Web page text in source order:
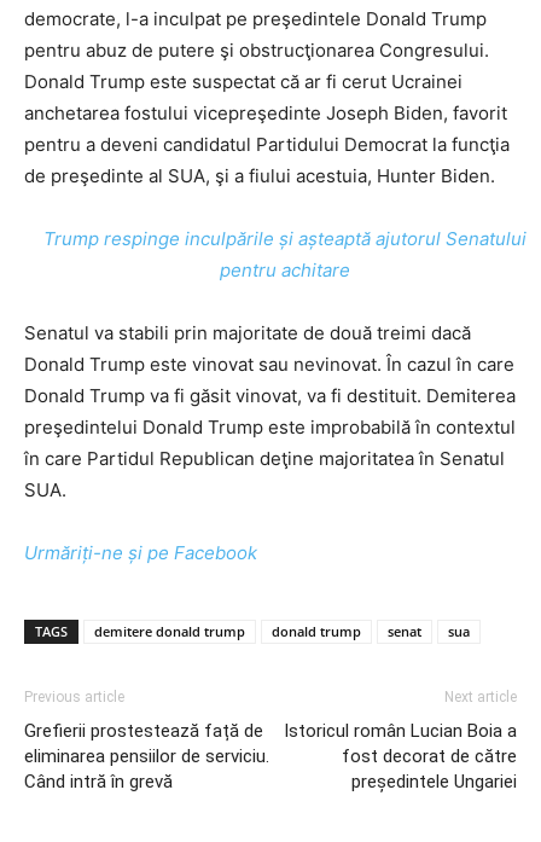
democrate, l-a inculpat pe preşedintele Donald Trump
pentru abuz de putere şi obstrucţionarea Congresului.
Donald Trump este suspectat că ar fi cerut Ucrainei
anchetarea fostului vicepreşedinte Joseph Biden, favorit
pentru a deveni candidatul Partidului Democrat la funcţia
de preşedinte al SUA, şi a fiului acestuia, Hunter Biden.
Trump respinge inculpările și așteaptă ajutorul Senatului
pentru achitare
Senatul va stabili prin majoritate de două treimi dacă
Donald Trump este vinovat sau nevinovat. În cazul în care
Donald Trump va fi găsit vinovat, va fi destituit. Demiterea
preşedintelui Donald Trump este improbabilă în contextul
în care Partidul Republican deţine majoritatea în Senatul
SUA.
Urmăriți-ne și pe Facebook
TAGS demitere donald trump donald trump senat sua
Previous article
Grefierii prostestează față de
eliminarea pensiilor de serviciu.
Când intră în grevă
Next article
Istoricul român Lucian Boia a
fost decorat de către
președintele Ungariei